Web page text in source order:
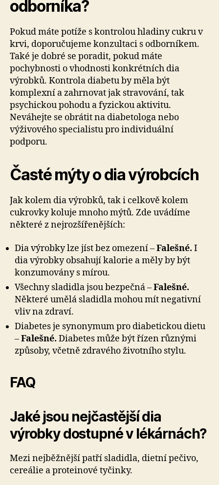
odborníka?
Pokud máte potíže s kontrolou hladiny cukru v
krvi, doporučujeme konzultaci s odborníkem.
Také je dobré se poradit, pokud máte
pochybnosti o vhodnosti konkrétních dia
výrobků. Kontrola diabetu by měla být
komplexní a zahrnovat jak stravování, tak
psychickou pohodu a fyzickou aktivitu.
Neváhejte se obrátit na diabetologa nebo
výživového specialistu pro individuální
podporu.
Časté mýty o dia výrobcích
Jak kolem dia výrobků, tak i celkově kolem
cukrovky koluje mnoho mýtů. Zde uvádíme
některé z nejrozšířenějších:
Dia výrobky lze jíst bez omezení –Falešné. I
dia výrobky obsahují kalorie a měly by být
konzumovány s mírou.
Všechny sladidla jsou bezpečná –Falešné.
Některé umělá sladidla mohou mít negativní
vliv na zdraví.
Diabetes je synonymum pro diabetickou dietu
–Falešné. Diabetes může být řízen různými
způsoby, včetně zdravého životního stylu.
FAQ
Jaké jsou nejčastější dia
výrobky dostupné v lékárnách?
Mezi nejběžnější patří sladidla, dietní pečivo,
cereálie a proteinové tyčinky.